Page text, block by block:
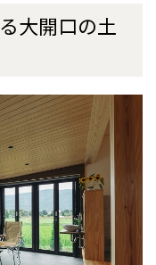
大開口の土